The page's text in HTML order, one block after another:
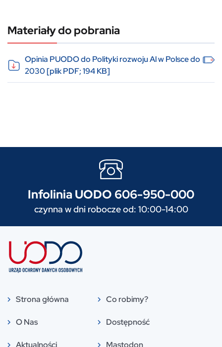
Materiały do pobrania
Opinia PUODO do Polityki rozwoju Al w Polsce do
2030 [plik PDF; 194 KB]
Infolinia UODO 606-950-000
czynna w dni robocze od: 10:00-14:00
Strona główna
O Nas
Aktualności
Co robimy?
Dostępność
Mastodon